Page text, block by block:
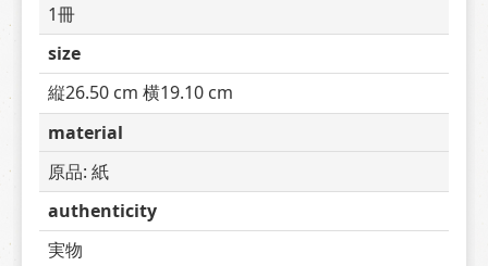
1冊
size
縦26.50 cm 横19.10 cm
material
原品: 紙
authenticity
実物